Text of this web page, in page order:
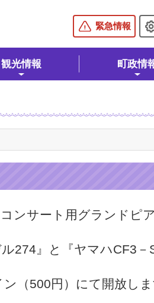
緊急情報
観光情報 町政情
ンサート用グランドピ
274』と『ヤマハCF3－
（500円）にて開放し